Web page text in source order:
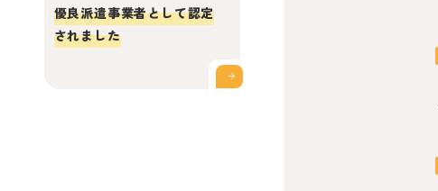
優良派遣事業者として認定
されました